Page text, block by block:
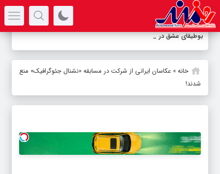
بوطیقای عشق در هزاره-
خانه» عکاسان ایرانی از شرکت در مسابقه «‌نشنال جئوگرافیک» منع
شدند!